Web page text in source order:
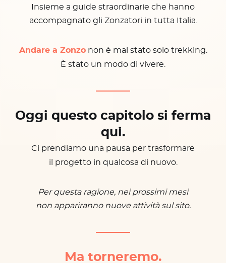
Insieme a guide straordinarie che hanno
accompagnato gli Zonzatori in tutta Italia.
Andare a Zonzonon è mai stato solo trekking.
È stato un modo di vivere.
Oggi questo capitolo si ferma
qui.
Ci prendiamo una pausa per trasformare
il progetto in qualcosa di nuovo.
Per questa ragione, nei prossimi mesi
non appariranno nuove attività sul sito.
Ma torneremo.